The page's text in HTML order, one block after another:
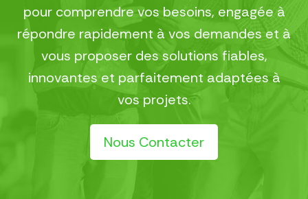
pour comprendre vos besoins, engagée à
répondre rapidement à vos demandes et à
vous proposer des solutions fiables,
innovantes et parfaitement adaptées à
vos projets.
Nous Contacter